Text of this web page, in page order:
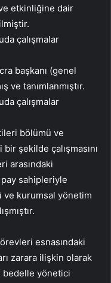
etkinliğine dair
çalışmalar
başkanı (genel
ve tanımlanmıştır.
çalışmalar
bölümü ve
şekilde çalışmasını
arasındaki
sahipleriyle
ve kurumsal yönetim
esnasındaki
zarara ilişkin olarak
bedelle yönetici